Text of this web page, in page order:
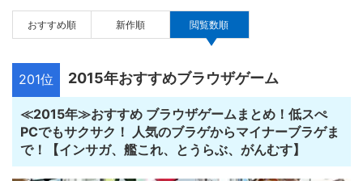
おすすめ順 新作順 閲覧数順
201位 2015年おすすめブラウザゲーム
≪2015年≫おすすめ ブラウザゲームまとめ！低スぺ
PCでもサクサク！ 人気のブラゲからマイナーブラゲま
で！【インサガ、艦これ、とうらぶ、がんむす】